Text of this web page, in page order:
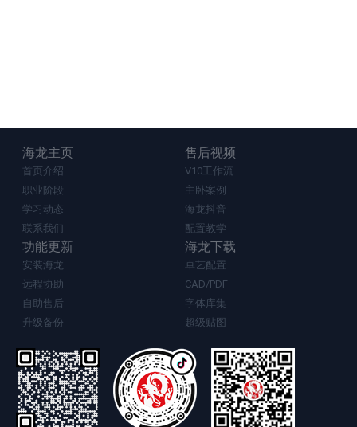
海龙主页
首页介绍
职业阶段
学习动态
联系我们
售后视频
V10工作流
主卧案例
海龙抖音
配置教学
功能更新
安装海龙
远程协助
自助售后
升级备份
海龙下载
卓艺配置
CAD/PDF
字体库集
超级贴图